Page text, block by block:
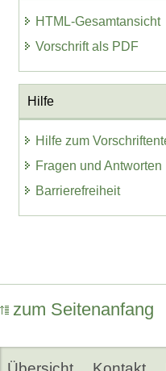
HTML-Gesamtansicht
Vorschrift als PDF
Hilfe
Hilfe zum
Fragen und Antworten
Barrierefreiheit
zum Seitenanfang